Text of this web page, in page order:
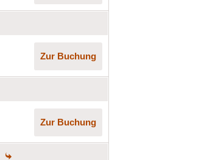
Zur Buchung
Zur Buchung